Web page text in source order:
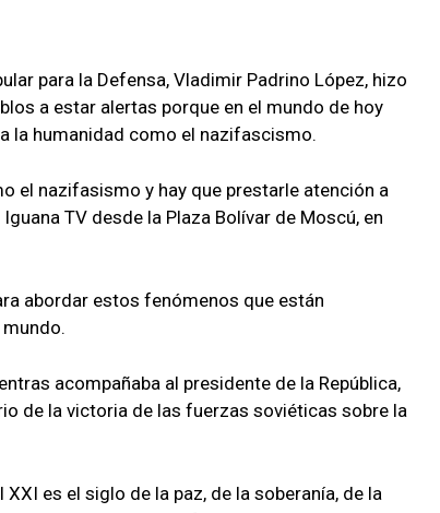
para la Defensa, Vladimir Padrino López, hizo
a estar alertas porque en el mundo de hoy
la humanidad como el nazifascismo.
el nazifasismo y hay que prestarle atención a
TV desde la Plaza Bolívar de Moscú, en
abordar estos fenómenos que están
acompañaba al presidente de la República,
de la victoria de las fuerzas soviéticas sobre la
es el siglo de la paz, de la soberanía, de la